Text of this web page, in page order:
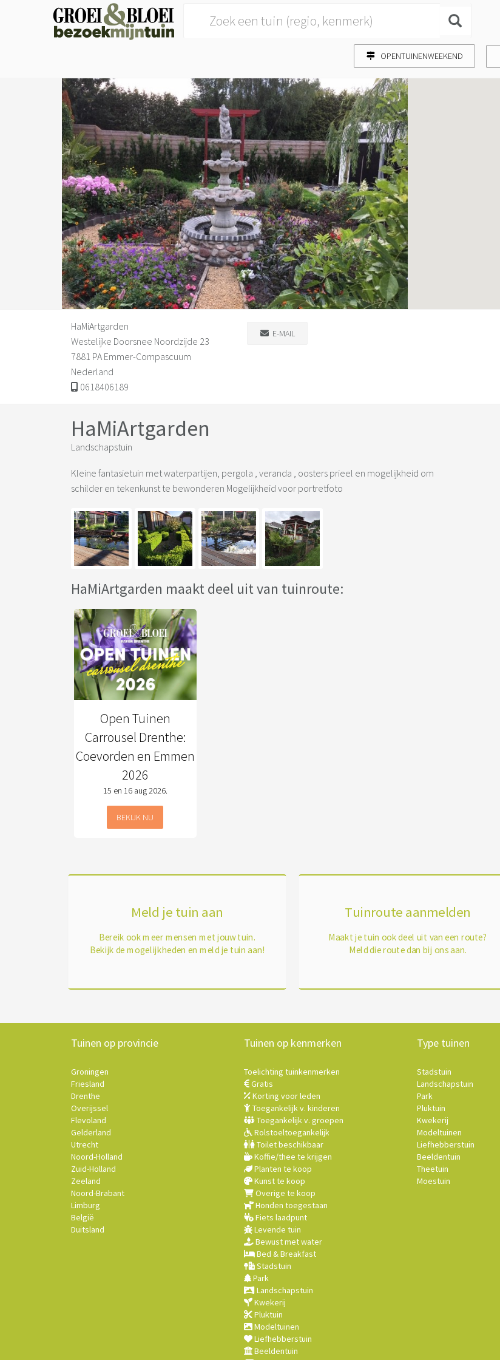
OPENTUINENWEEKEND
HaMiArtgarden
Westelijke Doorsnee Noordzijde 23
7881 PA Emmer-Compascuum
Nederland
0618406189
E-MAIL
HaMiArtgarden
Landschapstuin
Kleine fantasietuin met waterpartijen, pergola , veranda , oosters prieel en mogelijkheid om
schilder en tekenkunst te bewonderen Mogelijkheid voor portretfoto
HaMiArtgarden maakt deel uit van tuinroute:
Open Tuinen
Carrousel Drenthe:
Coevorden en Emmen
2026
15 en 16 aug 2026.
BEKIJK NU
Meld je tuin aan
Bereik ook meer mensen met jouw tuin.
Bekijk de mogelijkheden en meld je tuin aan!
Tuinroute aanmelden
Maakt je tuin ook deel uit van een route?
Meld die route dan bij ons aan.
Tuinen op provincie
Groningen
Friesland
Drenthe
Overijssel
Flevoland
Gelderland
Utrecht
Noord-Holland
Zuid-Holland
Zeeland
Noord-Brabant
Limburg
België
Duitsland
Tuinen op kenmerken
Toelichting tuinkenmerken
Gratis
Korting voor leden
Toegankelijk v. kinderen
Toegankelijk v. groepen
Rolstoeltoegankelijk
Toilet beschikbaar
Koffie/thee te krijgen
Planten te koop
Kunst te koop
Overige te koop
Honden toegestaan
Fiets laadpunt
Levende tuin
Bewust met water
Bed & Breakfast
Stadstuin
Park
Landschapstuin
Kwekerij
Pluktuin
Modeltuinen
Liefhebberstuin
Beeldentuin
Type tuinen
Stadstuin
Landschapstuin
Park
Pluktuin
Kwekerij
Modeltuinen
Liefhebberstuin
Beeldentuin
Theetuin
Moestuin